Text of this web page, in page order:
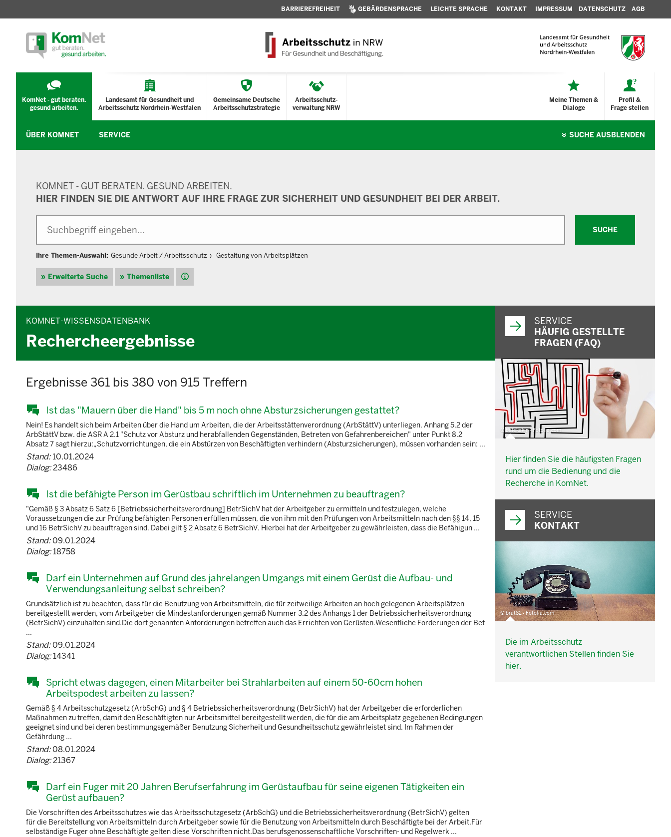
BARRIEREFREIHEIT GEBÄRDENSPRACHE LEICHTE SPRACHE KONTAKT IMPRESSUM DATENSCHUTZ AGB
KomNet - gut beraten.
gesund arbeiten.
Landesamt für Gesundheit und
Arbeitsschutz Nordrhein-Westfalen
Gemeinsame Deutsche
Arbeitsschutzstrategie
Arbeitsschutz-
verwaltung NRW
Profil &
Frage stellen
Meine Themen &
Dialoge
ÜBER KOMNET SERVICE SUCHE AUSBLENDEN
KOMNET - GUT BERATEN. GESUND ARBEITEN.
HIER FINDEN SIE DIE ANTWORT AUF IHRE FRAGE ZUR SICHERHEIT UND GESUNDHEIT BEI DER ARBEIT.
SUCHE
Ihre Themen-Auswahl: Gesunde Arbeit / Arbeitsschutz Gestaltung von Arbeitsplätzen
Erweiterte Suche Themenliste Hilfe
KOMNET-WISSENSDATENBANK
Rechercheergebnisse
Ergebnisse 361 bis 380 von 915 Treffern
Ist das "Mauern über die Hand" bis 5 m noch ohne Absturzsicherungen gestattet?
Nein! Es handelt sich beim Arbeiten über die Hand um Arbeiten, die der Arbeitsstättenverordnung (ArbStättV) unterliegen. Anhang 5.2 der
ArbStättV bzw. die ASR A 2.1 "Schutz vor Absturz und herabfallenden Gegenständen, Betreten von Gefahrenbereichen" unter Punkt 8.2
Absatz 7 sagt hierzu:„Schutzvorrichtungen, die ein Abstürzen von Beschäftigten verhindern (Absturzsicherungen), müssen vorhanden sein: ...
Stand:10.01.2024
Dialog:23486
Ist die befähigte Person im Gerüstbau schriftlich im Unternehmen zu beauftragen?
"Gemäß § 3 Absatz 6 Satz 6 [Betriebssicherheitsverordnung] BetrSichV hat der Arbeitgeber zu ermitteln und festzulegen, welche
Voraussetzungen die zur Prüfung befähigten Personen erfüllen müssen, die von ihm mit den Prüfungen von Arbeitsmitteln nach den §§ 14, 15
und 16 BetrSichV zu beauftragen sind. Dabei gilt § 2 Absatz 6 BetrSichV. Hierbei hat der Arbeitgeber zu gewährleisten, dass die Befähigun ...
Stand:09.01.2024
Dialog:18758
Darf ein Unternehmen auf Grund des jahrelangen Umgangs mit einem Gerüst die Aufbau- und
Verwendungsanleitung selbst schreiben?
Grundsätzlich ist zu beachten, dass für die Benutzung von Arbeitsmitteln, die für zeitweilige Arbeiten an hoch gelegenen Arbeitsplätzen
bereitgestellt werden, vom Arbeitgeber die Mindestanforderungen gemäß Nummer 3.2 des Anhangs 1 der Betriebssicherheitsverordnung
(BetrSichV) einzuhalten sind.Die dort genannten Anforderungen betreffen auch das Errichten von Gerüsten.Wesentliche Forderungen der Bet
...
Stand:09.01.2024
Dialog:14341
Spricht etwas dagegen, einen Mitarbeiter bei Strahlarbeiten auf einem 50-60cm hohen
Arbeitspodest arbeiten zu lassen?
Gemäß § 4 Arbeitsschutzgesetz (ArbSchG) und § 4 Betriebssicherheitsverordnung (BetrSichV) hat der Arbeitgeber die erforderlichen
Maßnahmen zu treffen, damit den Beschäftigten nur Arbeitsmittel bereitgestellt werden, die für die am Arbeitsplatz gegebenen Bedingungen
geeignet sind und bei deren bestimmungsgemäßer Benutzung Sicherheit und Gesundheitsschutz gewährleistet sind. Im Rahmen der
Gefährdung ...
Stand:08.01.2024
Dialog:21367
Darf ein Fuger mit 20 Jahren Berufserfahrung im Gerüstaufbau für seine eigenen Tätigkeiten ein
Gerüst aufbauen?
Die Vorschriften des Arbeitsschutzes wie das Arbeitsschutzgesetz (ArbSchG) und die Betriebssicherheitsverordnung (BetrSichV) gelten
für die Bereitstellung von Arbeitsmitteln durch Arbeitgeber sowie für die Benutzung von Arbeitsmitteln durch Beschäftigte bei der Arbeit.Für
selbständige Fuger ohne Beschäftigte gelten diese Vorschriften nicht.Das berufsgenossenschaftliche Vorschriften- und Regelwerk ...
SERVICE
HÄUFIG GESTELLTE
FRAGEN (FAQ)
© belekekin - Fotolia.com
Hier finden Sie die häufigsten Fragen
rund um die Bedienung und die
Recherche in KomNet.
SERVICE
KONTAKT
© brat82 - Fotolia.com
Die im Arbeitsschutz
verantwortlichen Stellen finden Sie
hier.